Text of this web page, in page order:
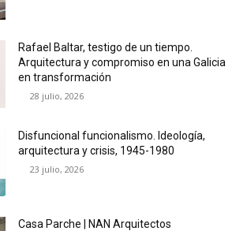
Rafael Baltar, testigo de un tiempo.
Arquitectura y compromiso en una Galicia
en transformación
28 julio, 2026
Disfuncional funcionalismo. Ideología,
arquitectura y crisis, 1945-1980
23 julio, 2026
Casa Parche | NAN Arquitectos